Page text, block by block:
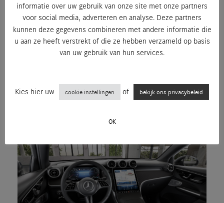
informatie over uw gebruik van onze site met onze partners
voor social media, adverteren en analyse. Deze partners
kunnen deze gegevens combineren met andere informatie die
u aan ze heeft verstrekt of die ze hebben verzameld op basis
van uw gebruik van hun services.
Kies hier uw cookie instellingen of bekijk ons privacybeleid
OK